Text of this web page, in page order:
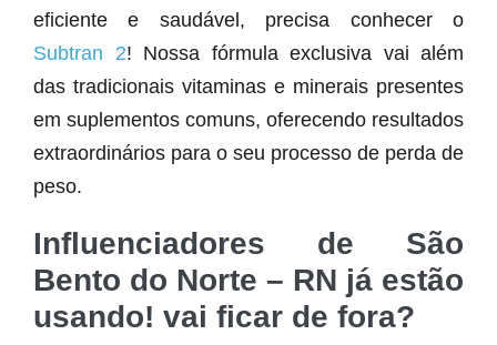
eficiente e saudável, precisa conhecer o
Subtran 2! Nossa fórmula exclusiva vai além
das tradicionais vitaminas e minerais presentes
em suplementos comuns, oferecendo resultados
extraordinários para o seu processo de perda de
peso.
Influenciadores de São
Bento do Norte – RN já estão
usando! vai ficar de fora?